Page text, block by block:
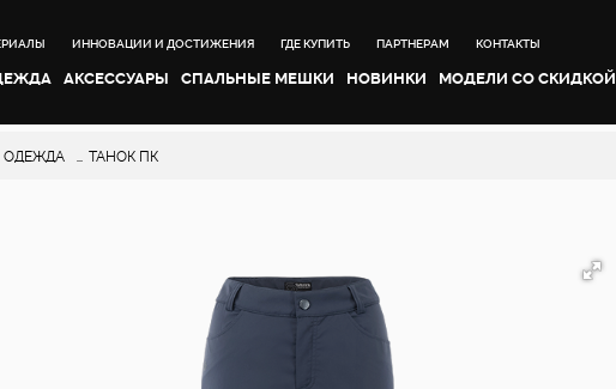
ИННОВАЦИИ И ДОСТИЖЕНИЯ ГДЕ КУПИТЬ ПАРТНЕРАМ КОНТАКТЫ
АКСЕССУАРЫ CПАЛЬНЫЕ МЕШКИ НОВИНКИ МОДЕЛИ СО СКИДКОЙ
ОДЕЖДА ТАНОК ПК